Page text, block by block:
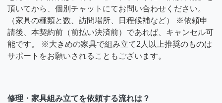
頂いてから、個別チャットにてお問い合わせください。
（家具の種類と数、訪問場所、日程候補など） ※依頼申
請後、本契約前（前払い決済前）であれば、キャンセル可
能です。 ※大きめの家具で組み立て2人以上推奨のものは
サポートをお願いされることもございます。
修理・家具組み立てを依頼する流れは？